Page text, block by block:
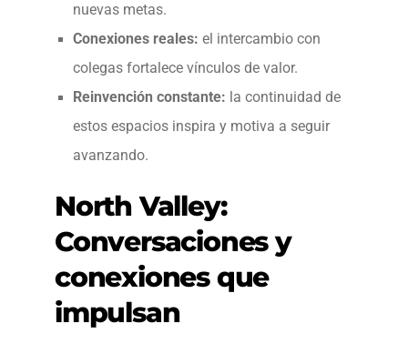
nuevas metas.
Conexiones reales: el intercambio con
colegas fortalece vínculos de valor.
Reinvención constante: la continuidad de
estos espacios inspira y motiva a seguir
avanzando.
North Valley:
Conversaciones y
conexiones que
impulsan